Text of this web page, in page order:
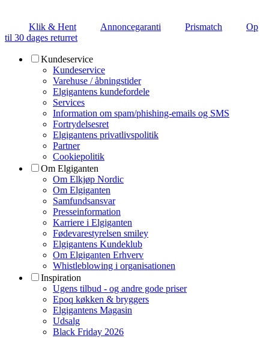
Klik & Hent Annoncegaranti Prismatch
Op
til 30 dages returret
Kundeservice
Kundeservice
Varehuse / åbningstider
Elgigantens kundefordele
Services
Information om spam/phishing-emails og SMS
Fortrydelsesret
Elgigantens privatlivspolitik
Partner
Cookiepolitik
Om Elgiganten
Om Elkjøp Nordic
Om Elgiganten
Samfundsansvar
Presseinformation
Karriere i Elgiganten
Fødevarestyrelsen smiley
Elgigantens Kundeklub
Om Elgiganten Erhverv
Whistleblowing i organisationen
Inspiration
Ugens tilbud - og andre gode priser
Epoq køkken & bryggers
Elgigantens Magasin
Udsalg
Black Friday 2026